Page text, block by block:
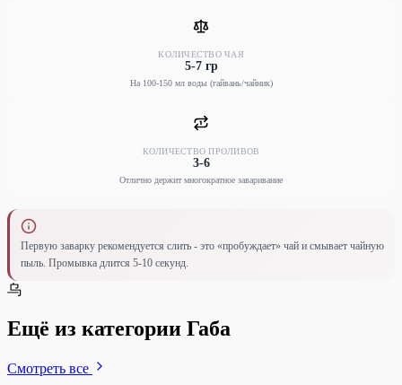
КОЛИЧЕСТВО ЧАЯ
5-7 гр
На 100-150 мл воды (гайвань/чайник)
КОЛИЧЕСТВО ПРОЛИВОВ
3-6
Отлично держит многократное заваривание
Первую заварку рекомендуется слить - это «пробуждает» чай и смывает чайную
пыль. Промывка длится 5-10 секунд.
乌
Ещё из категории Габа
Смотреть все